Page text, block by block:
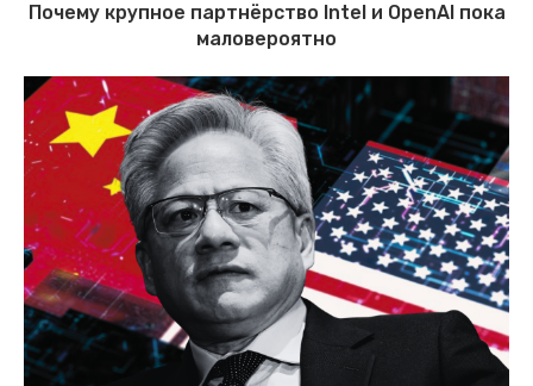
Почему крупное партнёрство Intel и OpenAI пока
маловероятно